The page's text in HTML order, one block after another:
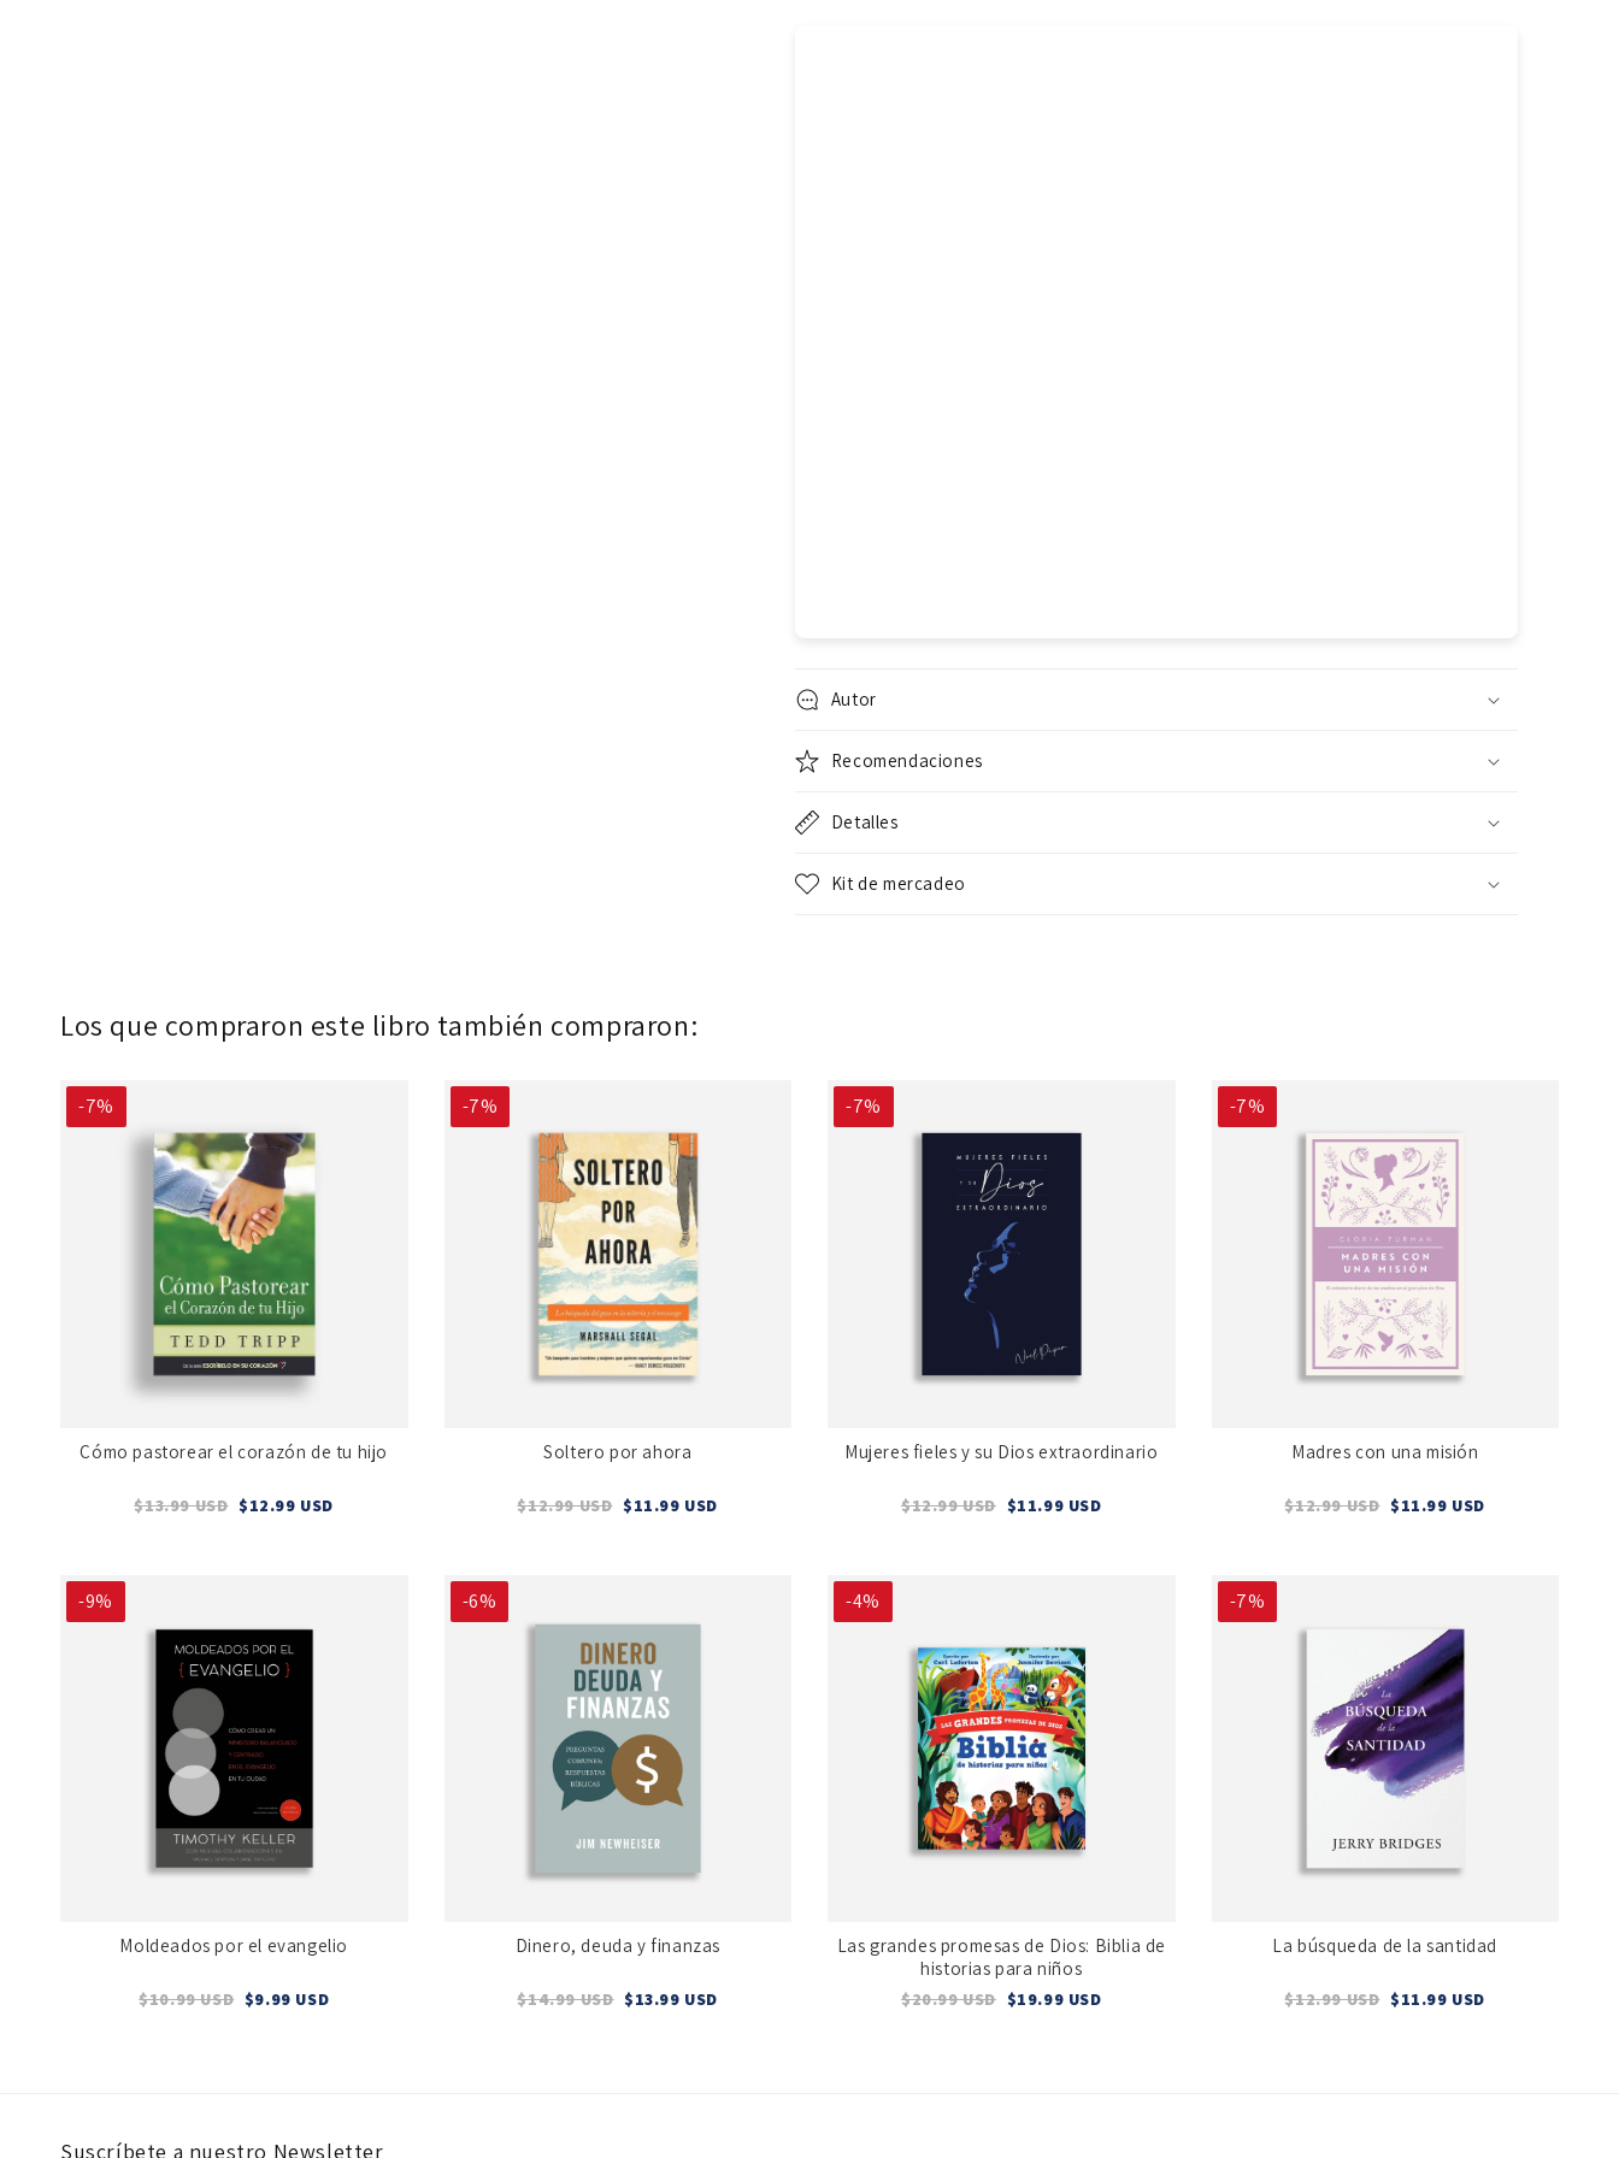
Autor
Recomendaciones
Detalles
Kit de mercadeo
Los que compraron este libro también compraron:
-7%
Cómo pastorear el corazón de tu hijo
$13.99 USD $12.99 USD
-7%
Soltero por ahora
$12.99 USD $11.99 USD
-7%
Mujeres fieles y su Dios extraordinario
$12.99 USD $11.99 USD
-7%
Madres con una misión
$12.99 USD $11.99 USD
-9%
Moldeados por el evangelio
$10.99 USD $9.99 USD
-6%
Dinero, deuda y finanzas
$14.99 USD $13.99 USD
-4%
Las grandes promesas de Dios: Biblia de
historias para niños
$20.99 USD $19.99 USD
-7%
La búsqueda de la santidad
$12.99 USD $11.99 USD
Suscríbete a nuestro Newsletter